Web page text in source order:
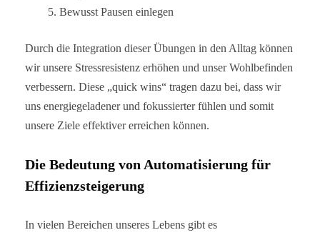
Bewusst Pausen einlegen
Durch die Integration dieser Übungen in den Alltag können
wir unsere Stressresistenz erhöhen und unser Wohlbefinden
verbessern. Diese „quick wins“ tragen dazu bei, dass wir
uns energiegeladener und fokussierter fühlen und somit
unsere Ziele effektiver erreichen können.
Die Bedeutung von Automatisierung für
Effizienzsteigerung
In vielen Bereichen unseres Lebens gibt es